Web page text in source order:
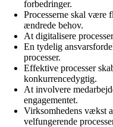
forbedringer.
Processerne skal være
ændrede behov.
At digitalisere
En tydelig
processer.
Effektive processer
konkurrencedygtig.
At involvere
engagementet.
Virksomhedens vækst
velfungerende